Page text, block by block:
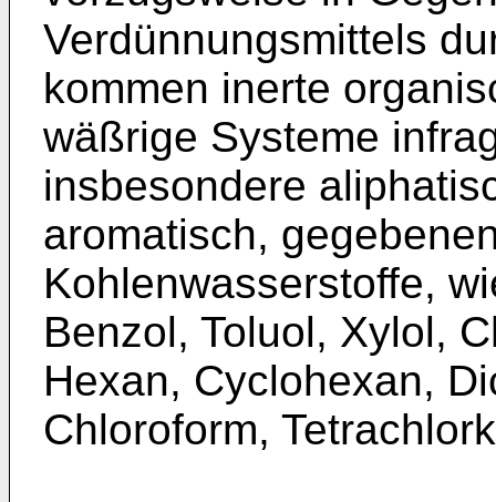
Verdünnungsmittels
kommen inerte
wäßrige Systeme
insbeson­dere
aromatisch,
Kohlenwasserstoffe,
Benzol, Toluol, Xylol,
Hexan, Cyclohexan,
Chloroform,